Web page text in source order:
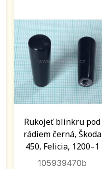
Rukojeť blinkru pod
rádiem černá, Škoda
450, Felicia, 1200–1
105939470b